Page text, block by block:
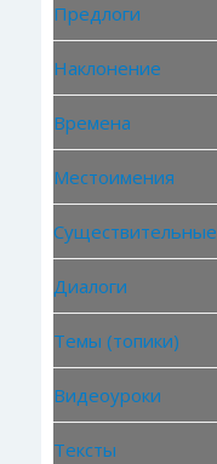
Предлоги
Наклонение
Времена
Местоимения
Существительные
Диалоги
Темы (топики)
Видеоуроки
Тексты